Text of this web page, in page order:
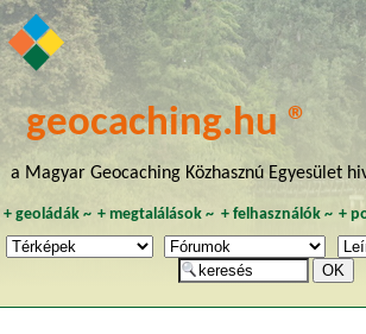
geocaching.hu ®
a Magyar Geocaching Közhasznú Egyesület
+ geoládák~ +megtalálások ~ + felhasználók~ +